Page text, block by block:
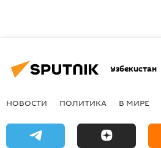
Узбекистан
НОВОСТИ ПОЛИТИКА В МИРЕ